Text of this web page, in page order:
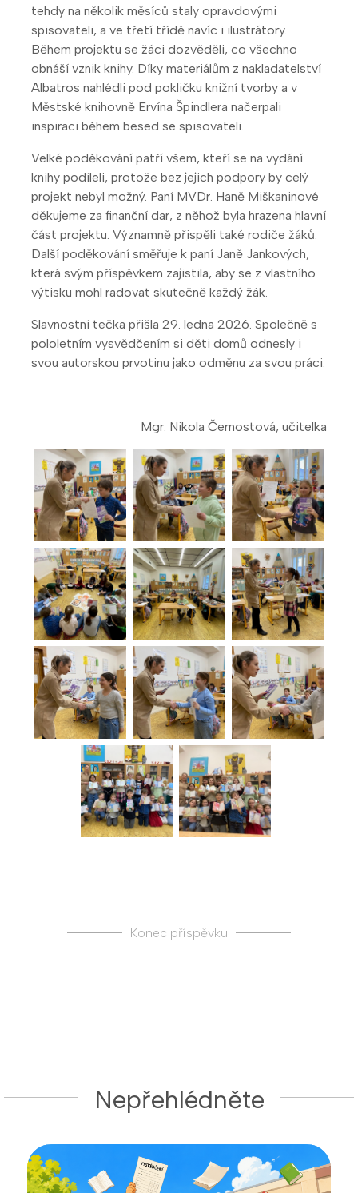
tehdy na několik měsíců staly opravdovými
spisovateli, a ve třetí třídě navíc i ilustrátory.
Během projektu se žáci dozvěděli, co všechno
obnáší vznik knihy. Díky materiálům z nakladatelství
Albatros nahlédli pod pokličku knižní tvorby a v
Městské knihovně Ervína Špindlera načerpali
inspiraci během besed se spisovateli.
Velké poděkování patří všem, kteří se na vydání
knihy podíleli, protože bez jejich podpory by celý
projekt nebyl možný. Paní MVDr. Haně Miškaninové
děkujeme za finanční dar, z něhož byla hrazena hlavní
část projektu. Významně přispěli také rodiče žáků.
Další poděkování směřuje k paní Janě Jankových,
která svým příspěvkem zajistila, aby se z vlastního
výtisku mohl radovat skutečně každý žák.
Slavnostní tečka přišla 29. ledna 2026. Společně s
pololetním vysvědčením si děti domů odnesly i
svou autorskou prvotinu jako odměnu za svou práci.
Mgr. Nikola Černostová, učitelka
Konec příspěvku
Nepřehlédněte